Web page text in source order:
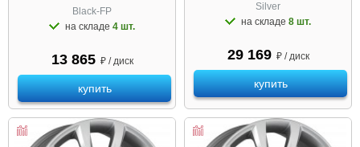
Black-FP
на складе 4 шт.
13 865 ₽ / диск
купить
Silver
на складе 8 шт.
29 169 ₽ / диск
купить